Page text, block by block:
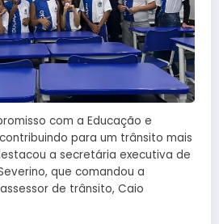
com a Educação e
para um trânsito mais
a secretária executiva de
que comandou a
de trânsito, Caio